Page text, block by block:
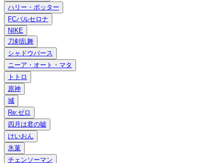
ハリー・ポッター
FCバルセロナ
NIKE
刀剣乱舞
シャドウバース
ニーア・オート・マタ
トトロ
原神
城
Re:ゼロ
四月は君の嘘
けいおん
氷菓
チェンソーマン